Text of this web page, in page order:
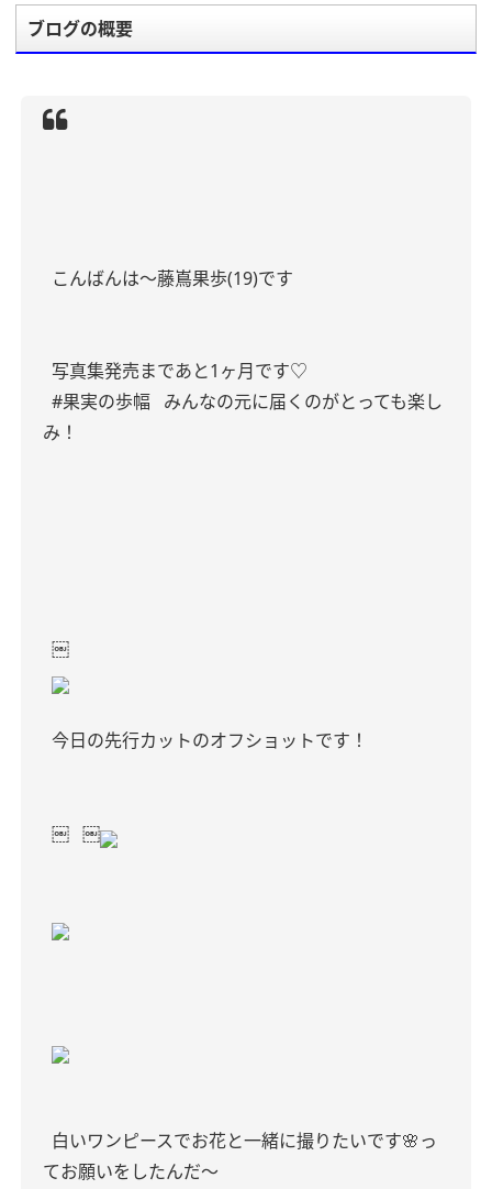
ブログの概要
こんばんは〜藤嶌果歩(19)です
写真集発売まであと1ヶ月です♡
#果実の歩幅 みんなの元に届くのがとっても楽し
み！
￼
今日の先行カットのオフショットです！
￼ ￼
白いワンピースでお花と一緒に撮りたいです🌸っ
てお願いをしたんだ〜